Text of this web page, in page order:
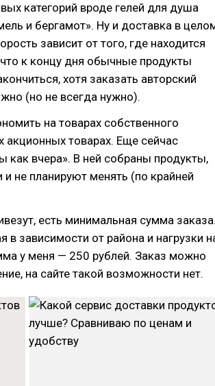
категорий вроде гелей для душа
и бергамот». Ну и доставка в
зависит от того, где находится
к концу дня обычные продукты
хотя заказать авторский
(но не всегда нужно).
на товарах собственного
акционных товарах. Еще сейчас
как вчера». В ней собраны продукты,
не планируют менять (по крайней
есть минимальная сумма
зависимости от района и нагрузки
у меня — 250 рублей. Заказ можно
на сайте такой возможности нет.